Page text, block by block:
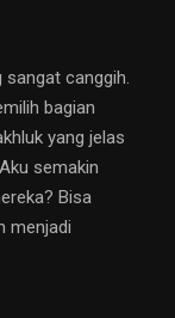
canggih.
bagian
yang jelas
semakin
Bisa
menjadi